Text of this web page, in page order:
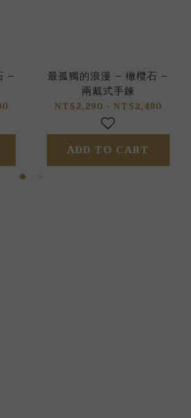
–
最孤獨的浪漫 – 橄欖石 –
兩戴式手鍊
NT$2,290 ~ NT$2,490
ADD TO CART